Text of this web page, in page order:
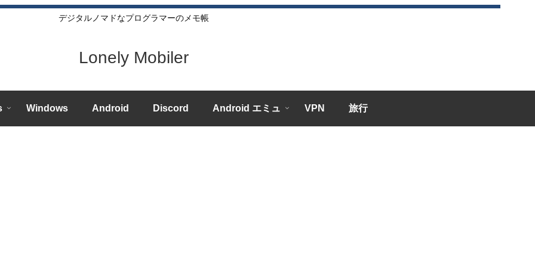
デジタルノマドなプログラマーのメモ帳
Lonely Mobiler
Windows Android Discord Android エミュ VPN 旅行